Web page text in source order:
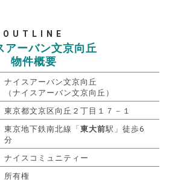
OUTLINE
アーバン文京向丘
物件概要
ナイスアーバン文京向丘
（ナイスアーバン文京向丘）
東京都文京区向丘２丁目１７－１
東京地下鉄南北線「 東大前駅」徒歩6
分
ナイスコミュニティー
所有権